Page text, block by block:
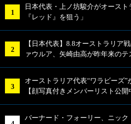
日本代表・上ノ坊駿介がオース
『レッド』を狙う」
【日本代表】8.8オーストラリア
ァウルア、矢崎由高が昨年来のテ
オーストラリア代表“ワラビーズ
【顔写真付きメンバーリスト公開
バーナード・フォーリー、ニック